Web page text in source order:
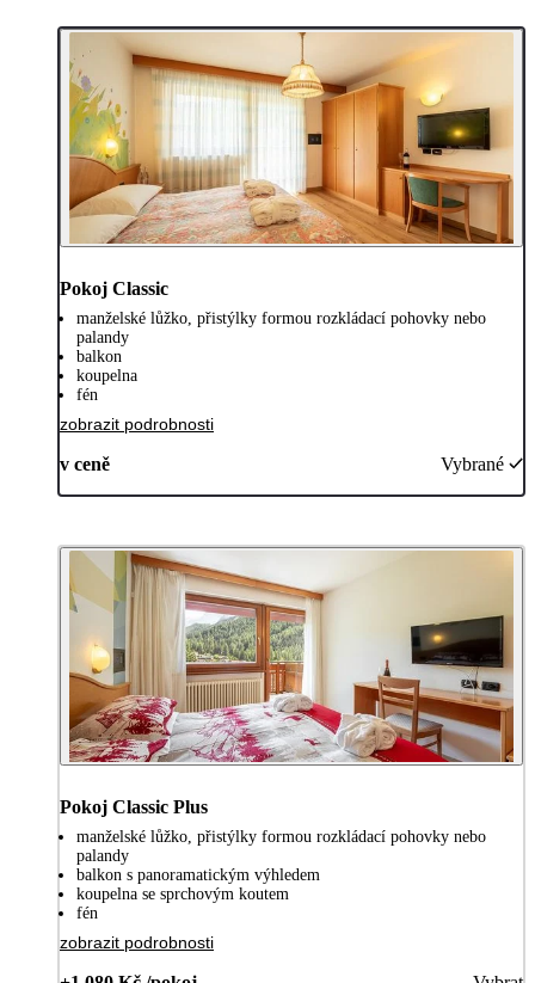
Pokoj Classic
manželské lůžko, přistýlky formou rozkládací pohovky nebo
palandy
balkon
koupelna
fén
zobrazit podrobnosti
v ceně Vybrané
Pokoj Classic Plus
manželské lůžko, přistýlky formou rozkládací pohovky nebo
palandy
balkon s panoramatickým výhledem
koupelna se sprchovým koutem
fén
zobrazit podrobnosti